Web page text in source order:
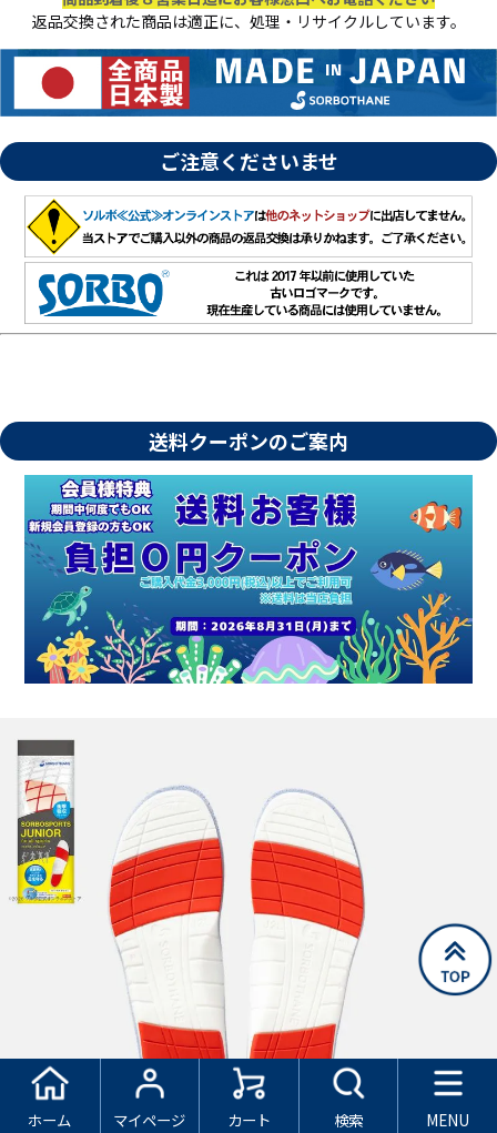
返品交換された商品は適正に、処理・リサイクルしています。
ご注意くださいませ
送料クーポンのご案内
ホーム マイページ カート 検索 MENU